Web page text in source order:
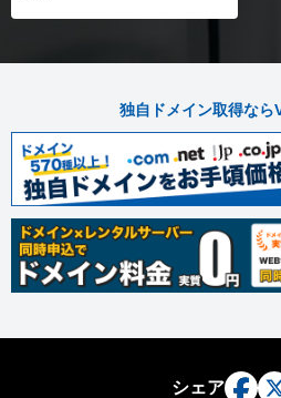
独自ドメイン取得な
シェア